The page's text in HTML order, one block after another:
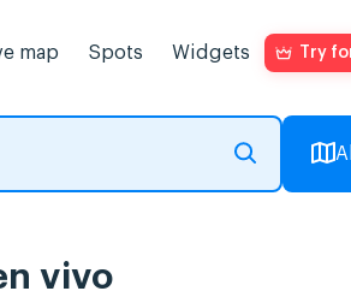
map Spots Widgets Try
vivo